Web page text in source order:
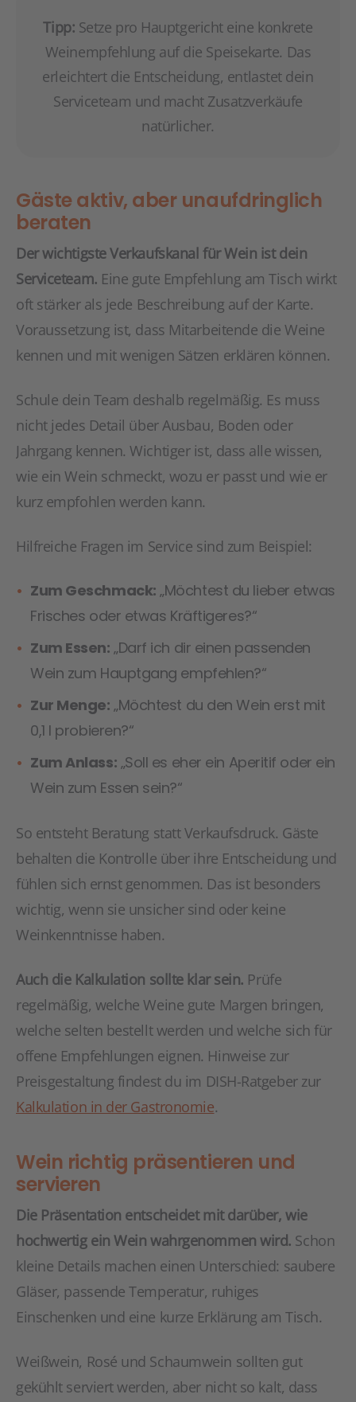
Tipp: Setze pro Hauptgericht eine konkrete
Weinempfehlung auf die Speisekarte. Das
erleichtert die Entscheidung, entlastet dein
Serviceteam und macht Zusatzverkäufe
natürlicher.
Gäste aktiv, aber unaufdringlich
beraten
Der wichtigste Verkaufskanal für Wein ist dein
Serviceteam. Eine gute Empfehlung am Tisch wirkt
oft stärker als jede Beschreibung auf der Karte.
Voraussetzung ist, dass Mitarbeitende die Weine
kennen und mit wenigen Sätzen erklären können.
Schule dein Team deshalb regelmäßig. Es muss
nicht jedes Detail über Ausbau, Boden oder
Jahrgang kennen. Wichtiger ist, dass alle wissen,
wie ein Wein schmeckt, wozu er passt und wie er
kurz empfohlen werden kann.
Hilfreiche Fragen im Service sind zum Beispiel:
Zum Geschmack: „Möchtest du lieber etwas
Frisches oder etwas Kräftigeres?“
Zum Essen: „Darf ich dir einen passenden
Wein zum Hauptgang empfehlen?“
Zur Menge: „Möchtest du den Wein erst mit
0,1 l probieren?“
Zum Anlass: „Soll es eher ein Aperitif oder ein
Wein zum Essen sein?“
So entsteht Beratung statt Verkaufsdruck. Gäste
behalten die Kontrolle über ihre Entscheidung und
fühlen sich ernst genommen. Das ist besonders
wichtig, wenn sie unsicher sind oder keine
Weinkenntnisse haben.
Auch die Kalkulation sollte klar sein. Prüfe
regelmäßig, welche Weine gute Margen bringen,
welche selten bestellt werden und welche sich für
offene Empfehlungen eignen. Hinweise zur
Preisgestaltung findest du im DISH-Ratgeber zur
Kalkulation in der Gastronomie.
Wein richtig präsentieren und
servieren
Die Präsentation entscheidet mit darüber, wie
hochwertig ein Wein wahrgenommen wird. Schon
kleine Details machen einen Unterschied: saubere
Gläser, passende Temperatur, ruhiges
Einschenken und eine kurze Erklärung am Tisch.
Weißwein, Rosé und Schaumwein sollten gut
gekühlt serviert werden, aber nicht so kalt, dass